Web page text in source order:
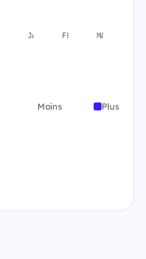
JANV. FÉVR. MARS
Moins Plus